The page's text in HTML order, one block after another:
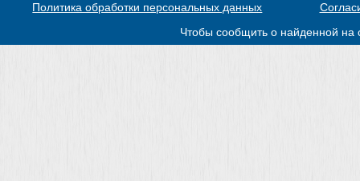
Политика обработки персональных данных
Чтобы сообщить о найденной на